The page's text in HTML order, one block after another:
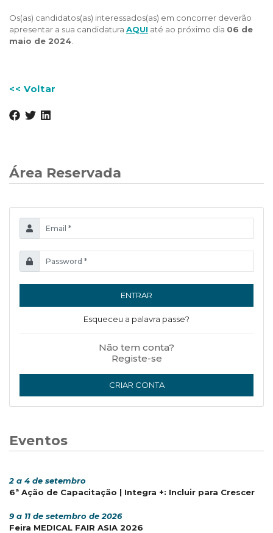
Os(as) candidatos(as) interessados(as) em concorrer deverão
apresentar a sua candidatura AQUI até ao próximo dia 06 de
maio de 2024
<< Voltar
Área Reservada
ENTRAR
Esqueceu a palavra passe?
Não tem conta?
Registe-se
CRIAR CONTA
Eventos
2 a 4 de setembro
6ª Ação de Capacitação | Integra +: Incluir para Crescer
9 a 11 de setembro de 2026
Feira MEDICAL FAIR ASIA 2026